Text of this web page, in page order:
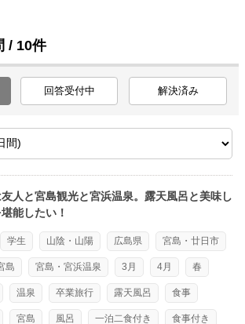
/ 10件
回答受付中 解決済み
人と宮島観光と宮浜温泉。露天風呂と美味し
能したい！
学生 山陰・山陽 広島県 宮島・廿日市
島 宮島・宮浜温泉 3月 4月 春
温泉 卒業旅行 露天風呂 食事
宮島 風呂 一泊二食付き 食事付き